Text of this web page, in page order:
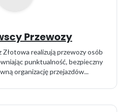
Przewozy
realizują przewozy osób
punktualność, bezpieczny
organizację przejazdów...